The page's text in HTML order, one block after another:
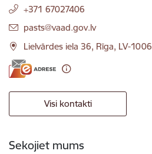
+371 67027406
E-pasts:
pasts@vaad.gov.lv
Lielvārdes iela 36, Rīga, LV-1006
Visi kontakti
Sekojiet mums